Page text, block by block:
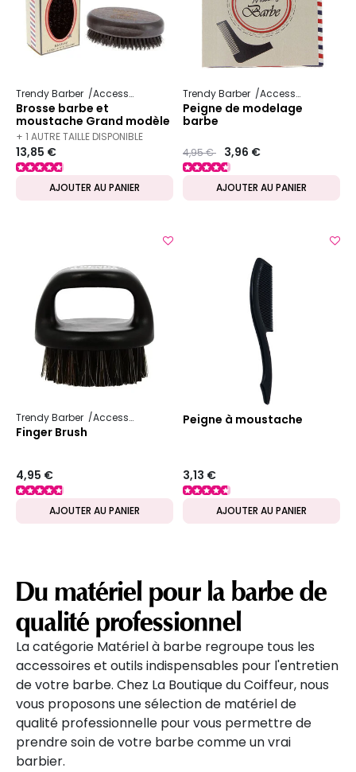
Trendy Barber Accessoire pour homme
Brosse barbe et
moustache Grand modèle
+ 1 AUTRE TAILLE DISPONIBLE
13,85 €
AJOUTER AU PANIER
Trendy Barber Accessoire pour homme
Peigne de modelage
barbe
Prix ​​réduit de
4,95 €to 3,96 €
AJOUTER AU PANIER
Trendy Barber Accessoire pour homme
Finger Brush
4,95 €
AJOUTER AU PANIER
Peigne à moustache
3,13 €
AJOUTER AU PANIER
Du matériel pour la barbe de
qualité professionnel
La catégorie Matériel à barbe regroupe tous les
accessoires et outils indispensables pour l'entretien
de votre barbe. Chez La Boutique du Coiffeur, nous
vous proposons une sélection de matériel de
qualité professionnelle pour vous permettre de
prendre soin de votre barbe comme un vrai
barbier.